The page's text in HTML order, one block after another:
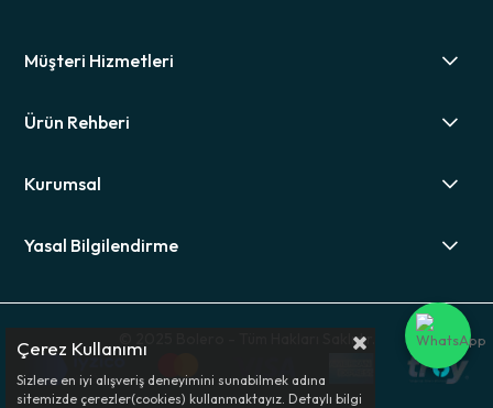
Müşteri Hizmetleri
Ürün Rehberi
Kurumsal
Yasal Bilgilendirme
© 2025 Bolero - Tüm Hakları Saklıdır.
Çerez Kullanımı
Sizlere en iyi alışveriş deneyimini sunabilmek adına
sitemizde çerezler(cookies) kullanmaktayız. Detaylı bilgi